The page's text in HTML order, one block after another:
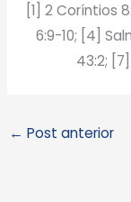
[1] 2 Coríntios
6:9-10; [4]
43:2;
← Post anterior